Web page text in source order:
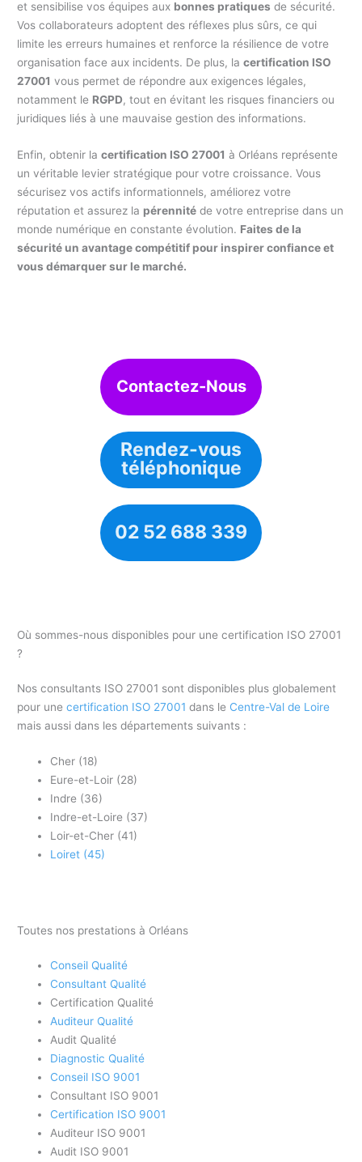
et sensibilise vos équipes aux bonnes pratiques de sécurité.
Vos collaborateurs adoptent des réflexes plus sûrs, ce qui
limite les erreurs humaines et renforce la résilience de votre
organisation face aux incidents. De plus, lacertification ISO
27001 vous permet de répondre aux exigences légales,
notamment le RGPD, tout en évitant les risques financiers ou
juridiques liés à une mauvaise gestion des informations.
Enfin, obtenir lacertification ISO 27001 à Orléans représente
un véritable levier stratégique pour votre croissance. Vous
sécurisez vos actifs informationnels, améliorez votre
réputation et assurez la pérennité de votre entreprise dans un
monde numérique en constante évolution. Faites de la
sécurité un avantage compétitif pour inspirer confiance et
vous démarquer sur le marché.
Contactez-Nous
Rendez-vous
téléphonique
02 52 688 339
Où sommes-nous disponibles pour une certification ISO 27001
?
Nos consultants ISO 27001 sont disponibles plus globalement
pour unecertification ISO 27001 dans le Centre-Val de Loire
mais aussi dans les départements suivants :
Cher (18)
Eure-et-Loir (28)
Indre (36)
Indre-et-Loire (37)
Loir-et-Cher (41)
Loiret (45)
Toutes nos prestations à Orléans
Conseil Qualité
Consultant Qualité
Certification Qualité
Auditeur Qualité
Audit Qualité
Diagnostic Qualité
Conseil ISO 9001
Consultant ISO 9001
Certification ISO 9001
Auditeur ISO 9001
Audit ISO 9001